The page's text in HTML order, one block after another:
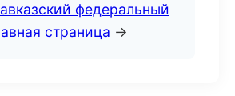
федеральный
страница →